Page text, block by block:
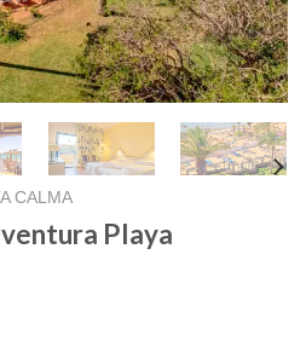
CALMA
Playa